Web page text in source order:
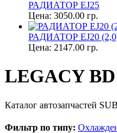
РАДИАТОР EJ25
Цена: 3050.00 гр.
РАДИАТОР EJ20
Цена: 2147.00 гр.
LEGACY BD
Каталог автозапчастей
Фильтр по типу: